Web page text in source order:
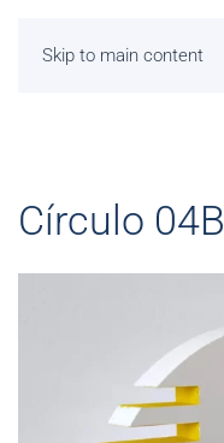
Skip to main content
Círculo 04B